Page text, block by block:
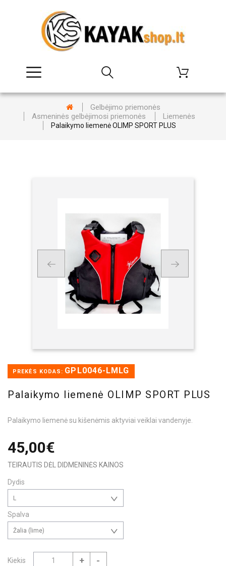
Gelbėjimo priemonės
Asmeninės gelbėjimosi priemonės
Liemenės
Palaikymo liemenė OLIMP SPORT PLUS
PREKĖS KODAS: GPL0046-LMLG
Palaikymo liemenė OLIMP SPORT PLUS
Palaikymo liemenė su kišenėmis aktyviai veiklai vandenyje.
45,00€
TEIRAUTIS DĖL DIDMENINĖS KAINOS
Dydis
L
Spalva
Žalia (lime)
Kiekis + -